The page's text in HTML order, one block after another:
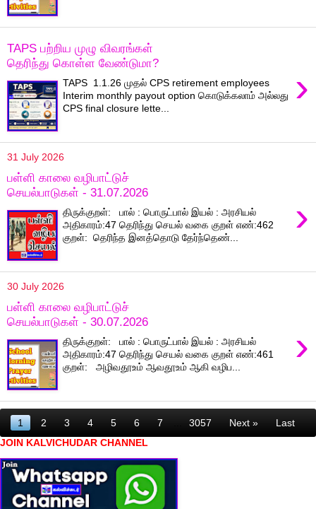
TAPS பற்றிய முழு விவரங்கள்
தெரிந்து கொள்ள வேண்டுமா?
›
TAPS 1.1.26 முதல் CPS retirement employees
Interim monthly payout option கொடுக்கலாம் அல்லது
CPS final closure lette...
31 July 2026
பள்ளி காலை வழிபாட்டுச்
செயல்பாடுகள் - 31.07.2026
›
திருக்குறள்: பால் : பொருட்பால் இயல் : அரசியல்
அதிகாரம்:47 தெரிந்து செயல் வகை குறள் எண்:462
குறள்: தெரிந்த இனத்தொடு தேர்ந்தெண்...
30 July 2026
பள்ளி காலை வழிபாட்டுச்
செயல்பாடுகள் - 30.07.2026
›
திருக்குறள்: பால் : பொருட்பால் இயல் : அரசியல்
அதிகாரம்:47 தெரிந்து செயல் வகை குறள் எண்:461
குறள்: அழிவதூஉம் ஆவதூஉம் ஆகி வழிப...
1 2 3 4 5 6 7 3057 Next »
Last
JOIN KALVICHUDAR CHANNEL